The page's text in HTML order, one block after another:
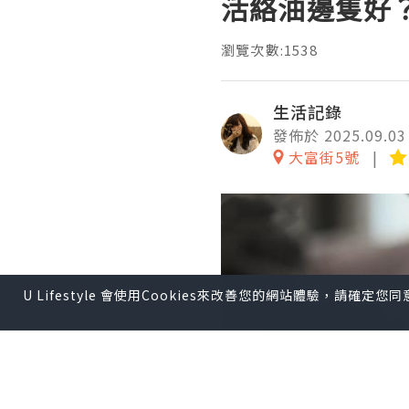
活絡油邊隻好
瀏覽次數:1538
生活記錄
發佈於 2025.09.03
大富街5號
U Lifestyle 會使用Cookies來改善您的網站體驗，請確定您同